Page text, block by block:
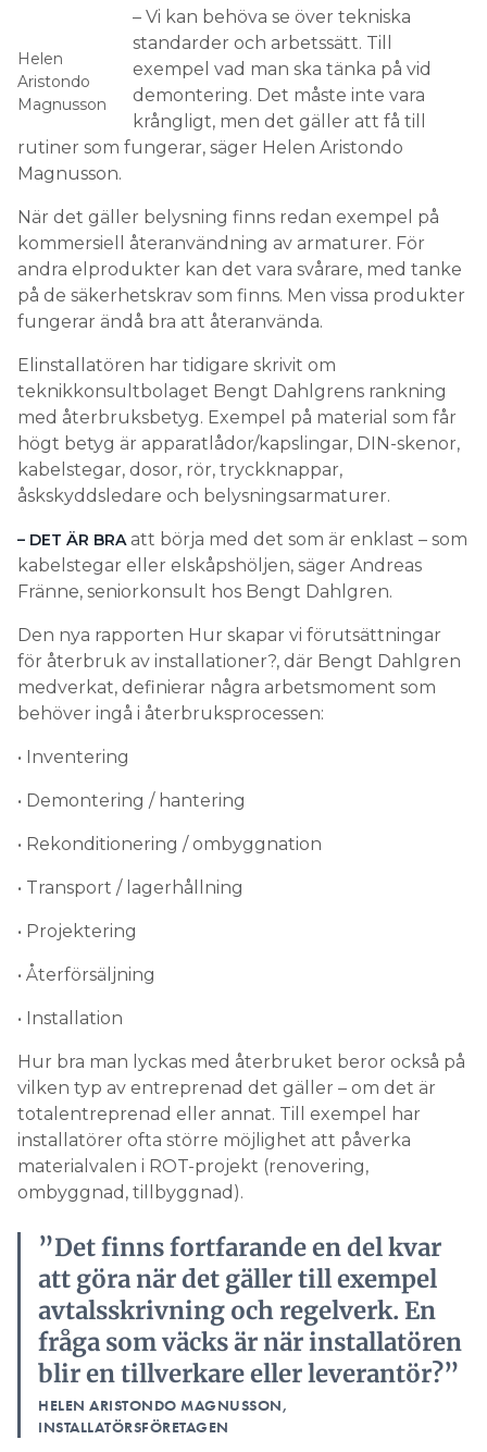
Helen
Aristondo
Magnusson
– Vi kan behöva se över tekniska
standarder och arbetssätt. Till
exempel vad man ska tänka på vid
demontering. Det måste inte vara
krångligt, men det gäller att få till
rutiner som fungerar, säger Helen Aristondo
Magnusson.
När det gäller belysning finns redan exempel på
kommersiell återanvändning av armaturer. För
andra elprodukter kan det vara svårare, med tanke
på de säkerhetskrav som finns. Men vissa produkter
fungerar ändå bra att återanvända.
Elinstallatören har tidigare skrivit om
teknikkonsultbolaget Bengt Dahlgrens rankning
med återbruksbetyg. Exempel på material som får
högt betyg är apparatlådor/kapslingar, DIN-skenor,
kabelstegar, dosor, rör, tryckknappar,
åskskyddsledare och belysningsarmaturer.
– DET ÄR BRAatt börja med det som är enklast – som
kabelstegar eller elskåpshöljen, säger Andreas
Fränne, seniorkonsult hos Bengt Dahlgren.
Den nya rapporten Hur skapar vi förutsättningar
för återbruk av installationer?, där Bengt Dahlgren
medverkat, definierar några arbetsmoment som
behöver ingå i återbruksprocessen:
• Inventering
• Demontering / hantering
• Rekonditionering / ombyggnation
• Transport / lagerhållning
• Projektering
• Återförsäljning
• Installation
Hur bra man lyckas med återbruket beror också på
vilken typ av entreprenad det gäller – om det är
totalentreprenad eller annat. Till exempel har
installatörer ofta större möjlighet att påverka
materialvalen i ROT-projekt (renovering,
ombyggnad, tillbyggnad).
”Det finns fortfarande en del kvar
att göra när det gäller till exempel
avtalsskrivning och regelverk. En
fråga som väcks är när installatören
blir en tillverkare eller leverantör?”
HELEN ARISTONDO MAGNUSSON,
INSTALLATÖRSFÖRETAGEN